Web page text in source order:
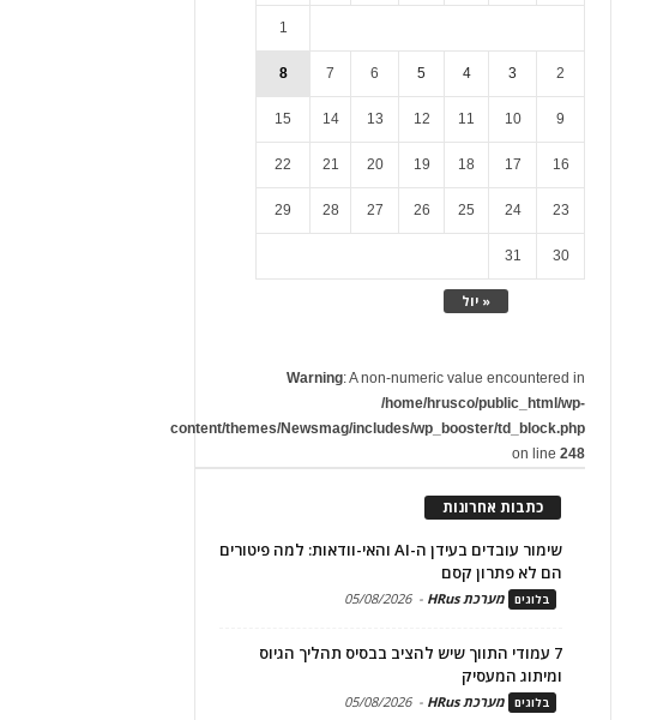
« יול
1
2
3
4
5
6
7
8
9
10
11
12
13
14
15
16
17
18
19
20
21
22
23
24
25
26
27
28
29
30
31
Warning: A non-numeric value encountered in
/home/hrusco/public_html/wp-
content/themes/Newsmag/includes/wp_booster/td_block.php
on line248
כתבות אחרונות
שימור עובדים בעידן ה-AI והאי-וודאות: למה פיטורים
הם לא פתרון קסם
בלוגים מערכת HRus -
05/08/2026
7 עמודי התווך שיש להציב בבסיס תהליך הגיוס
ומיתוג המעסיק
בלוגים מערכת HRus -
05/08/2026